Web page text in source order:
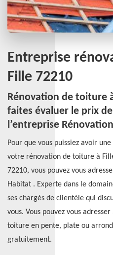
Entreprise
Fille 72210
Rénovation de toiture
faites évaluer le prix
l’entreprise
Pour que vous puissiez avoir
votre rénovation de toiture à
72210, vous pouvez vous
Habitat . Experte dans le
ses chargés de clientèle qui
vous. Vous pouvez vous
toiture en pente, plate ou
gratuitement.